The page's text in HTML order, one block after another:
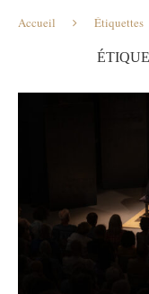
Accueil Étiquettes